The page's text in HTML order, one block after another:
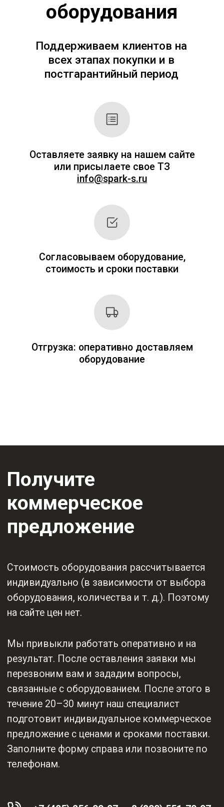
Получите
коммерческое
Стоимость оборудования рассчитывается
индивидуально (в зависимости от выбора
на сайте цен нет.
Мы привыкли работать оперативно и на
связанные с оборудованием. После этого в
течение 20–30 минут наш специалист
подготовит индивидуальное коммерческое
предложение с ценами и сроками поставки.
Заполните форму справа или позвоните по
телефонам.
Я согласен сПолитикой
конфиденциальности
ОТПРАВИТЬ ЗАЯВКУ
8 (800) 551-70-97
Заполните форму и получите
коммерческое предложение
Приобретая любой
товар KEMPPI у нас,
вы получаете:
Гарантию до
2 лет + 1 год
в подарок
от KEMPPI
сертифицированное